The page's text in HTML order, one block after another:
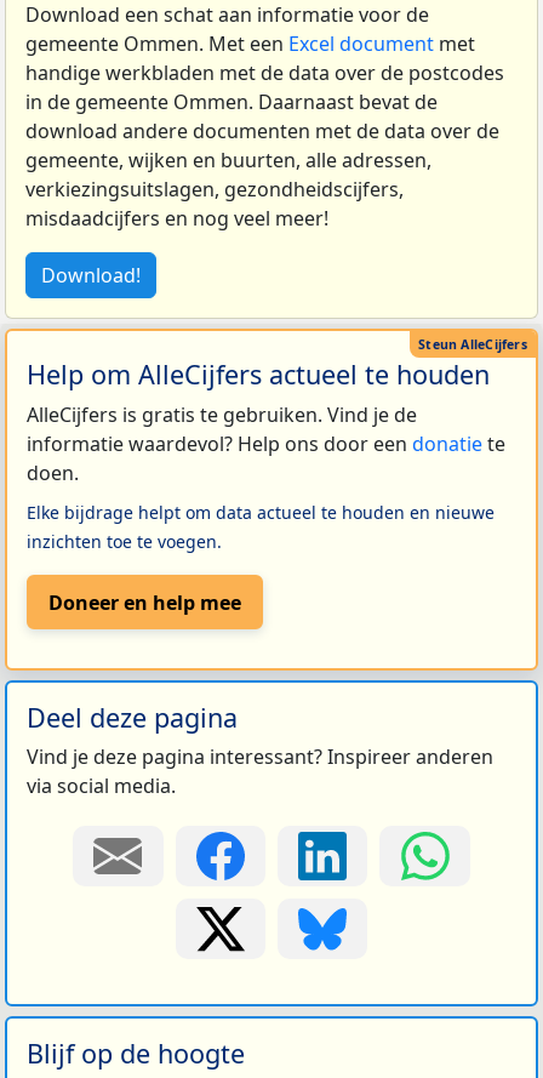
Download een schat aan informatie voor de
gemeente Ommen. Met een Excel document met
handige werkbladen met de data over de postcodes
in de gemeente Ommen. Daarnaast bevat de
download andere documenten met de data over de
gemeente, wijken en buurten, alle adressen,
verkiezingsuitslagen, gezondheidscijfers,
misdaadcijfers en nog veel meer!
Download!
Help om AlleCijfers actueel te houden
AlleCijfers is gratis te gebruiken. Vind je de
informatie waardevol? Help ons door een donatiete
doen.
Elke bijdrage helpt om data actueel te houden en nieuwe
inzichten toe te voegen.
Doneer en help mee
Deel deze pagina
Vind je deze pagina interessant? Inspireer anderen
via social media.
Blijf op de hoogte